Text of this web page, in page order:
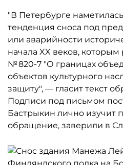
"В Петербурге
тенденция сноса под
или аварийности
начала XX веков,
№ 820-7 "О границах
объектов культурного
защиту", — гласит текст
Подписи под письмом
Бастрыкин лично изучит
обращение, заверили в